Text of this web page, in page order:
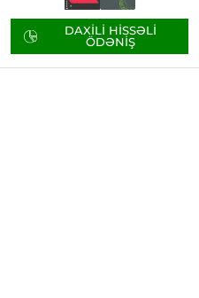
DAXILI HISSƏLI
ÖDƏNIŞ